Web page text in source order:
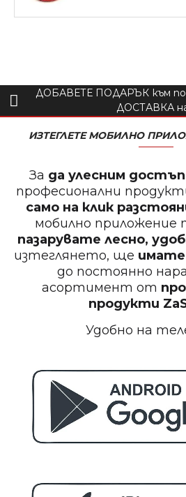
ДОБАВЕТЕ ПОДАРЪК към
ДОСТАВКА
ИЗТЕГЛЕТЕ МОБИЛНО
За да улесним
професионални
само на клик
мобилно приложение
пазарувате лесно,
изтеглянето, ще
до постоянно
асортимент от
продукти
Удобно на